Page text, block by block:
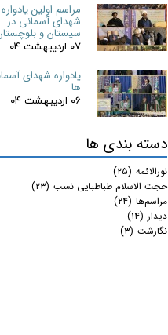
مراسم اولین یادواره
شهدای آسمانی در
سیستان و
۰۷ اردیبهشت ۰۴
یادواره شهدای
ها
۰۶ اردیبهشت ۰۴
دسته بندی ها
نورالائمه (۲۵)
حجت الاسلام طباطبایی نسب (۲۳)
مراسم‌ها (۲۴)
دیدار (۱۴)
نگارشت (۳)